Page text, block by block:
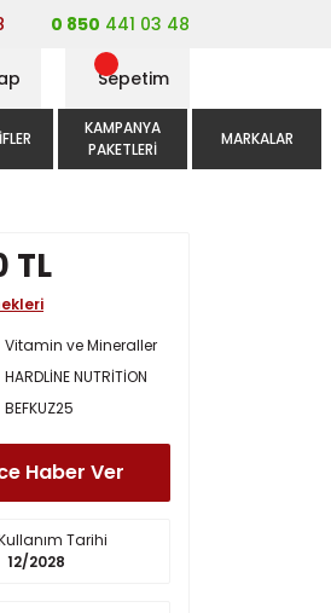
0 850 441 03 48
Sepetim
KAMPANYA
PAKETLERI
MARKALAR
TL
Vitamin ve Mineraller
HARDLİNE NUTRİTİON
BEFKUZ25
Haber Ver
Tarihi
12/2028